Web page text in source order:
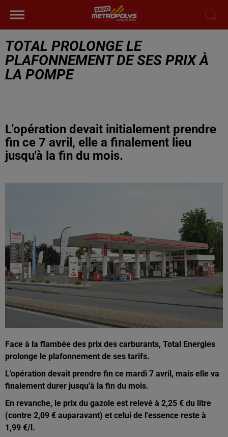
TOTAL PROLONGE LE
PLAFONNEMENT DE SES PRIX À
LA POMPE
L'opération devait initialement prendre
fin ce 7 avril, elle a finalement lieu
jusqu'à la fin du mois.
Face à la flambée des prix des carburants, Total Energies
prolonge le plafonnement de ses tarifs.
L'opération devait prendre fin ce mardi 7 avril, mais elle va
finalement durer jusqu'à la fin du mois.
En revanche, le prix du gazole est relevé à 2,25 € du litre
(contre 2,09 € auparavant) et celui de l'essence reste à
1,99 €/l.